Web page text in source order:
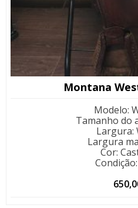
Montana
Modelo:
Tamanho do
Largura:
Largura
Cor:
Condição: